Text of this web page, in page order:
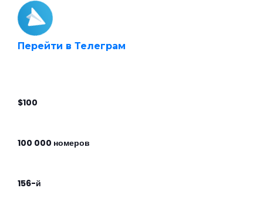
Перейти в Телеграм
$100
100 000 номеров
156-й